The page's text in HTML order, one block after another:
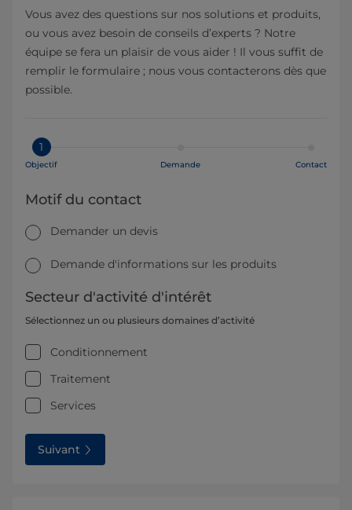
Vous avez des questions sur nos solutions et produits,
ou vous avez besoin de conseils d’experts ? Notre
équipe se fera un plaisir de vous aider ! Il vous suffit de
remplir le formulaire ; nous vous contacterons dès que
possible.
1
Objectif Demande Contact
Motif du contact
Demander un devis
Demande d'informations sur les produits
Secteur d'activité d'intérêt
Sélectionnez un ou plusieurs domaines d’activité
Conditionnement
Traitement
Services
Suivant